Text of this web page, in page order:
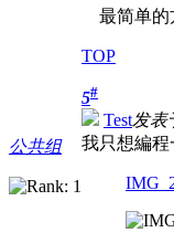
最简单的
TOP
公共组
5#
Test发表
我只想編程